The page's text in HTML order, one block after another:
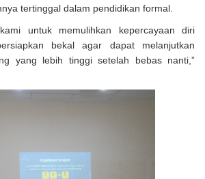
tertinggal dalam pendidikan formal.
untuk memulihkan kepercayaan diri
bekal agar dapat melanjutkan
yang lebih tinggi setelah bebas nanti,”